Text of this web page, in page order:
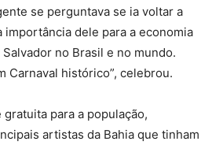
se perguntava se ia voltar a
dele para a economia
no Brasil e no mundo.
Carnaval histórico”, celebrou.
para a população,
artistas da Bahia que tinham